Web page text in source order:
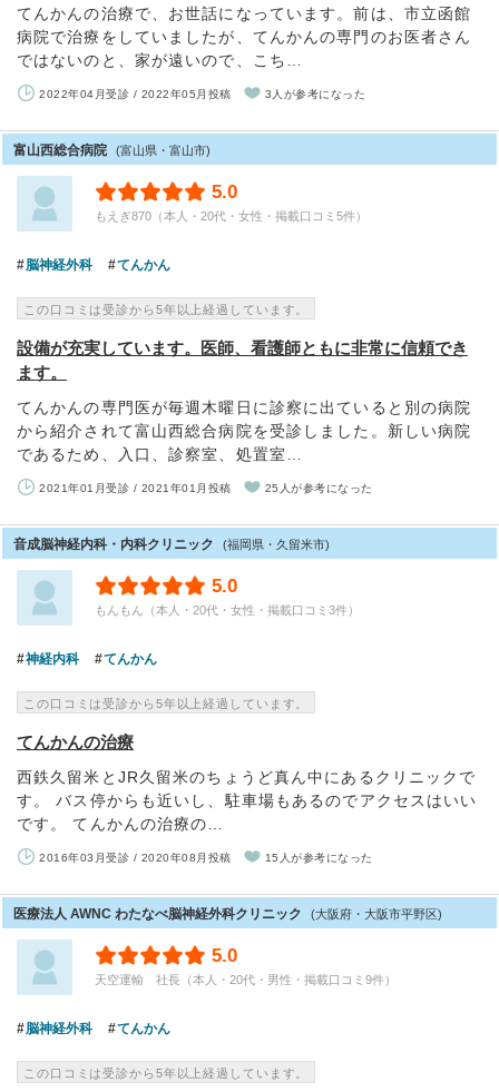
てんかんの治療で、お世話になっています。前は、市立函館
病院で治療をしていましたが、てんかんの専門のお医者さん
ではないのと、家が遠いので、こち…
2022年04月受診 / 2022年05月投稿 3人が参考になった
富山西総合病院 (富山県・富山市)
5.0
もえぎ870（本人・20代・女性・掲載口コミ5件）
脳神経外科 てんかん
この口コミは受診から5年以上経過しています。
設備が充実しています。医師、看護師ともに非常に信頼でき
ます。
てんかんの専門医が毎週木曜日に診察に出ていると別の病院
から紹介されて富山西総合病院を受診しました。新しい病院
であるため、入口、診察室、処置室…
2021年01月受診 / 2021年01月投稿 25人が参考になった
音成脳神経内科・内科クリニック (福岡県・久留米市)
5.0
もんもん（本人・20代・女性・掲載口コミ3件）
神経内科 てんかん
この口コミは受診から5年以上経過しています。
てんかんの治療
西鉄久留米とJR久留米のちょうど真ん中にあるクリニックで
す。 バス停からも近いし、駐車場もあるのでアクセスはいい
です。 てんかんの治療の…
2016年03月受診 / 2020年08月投稿 15人が参考になった
医療法人 AWNC わたなべ脳神経外科クリニック (大阪府・大阪市平野区)
5.0
天空運輸 社長（本人・20代・男性・掲載口コミ9件）
脳神経外科 てんかん
この口コミは受診から5年以上経過しています。